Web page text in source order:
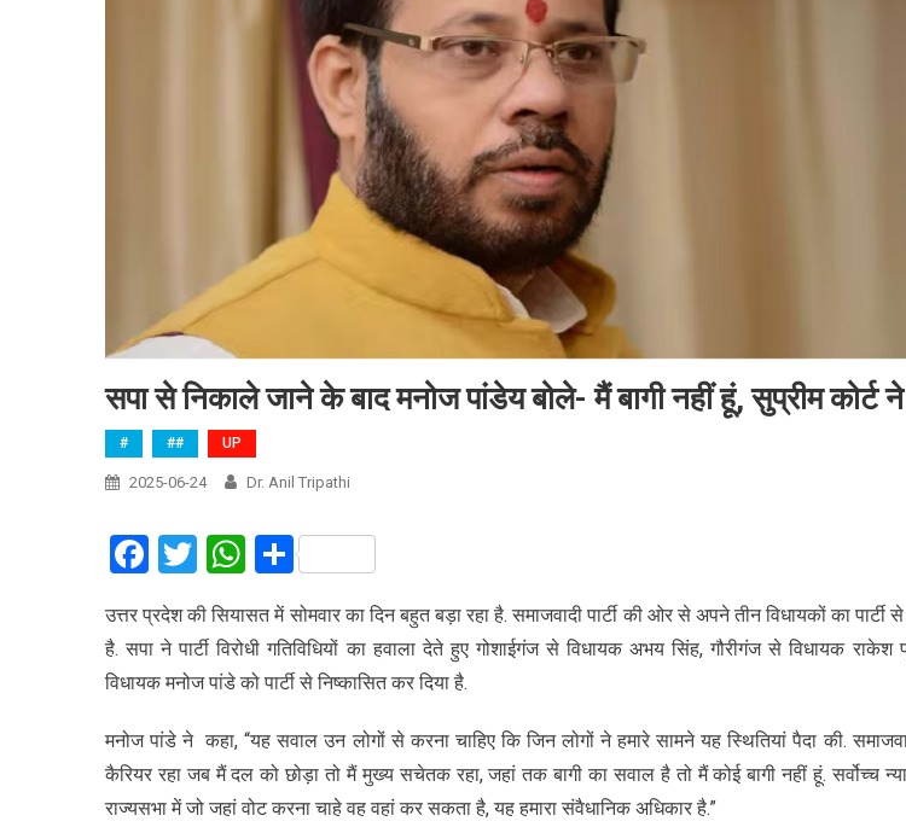
सपा से निकाले जाने के बाद मनोज पांडेय बोले- मैं बागी नहीं हूं, सुप्रीम कोर्ट
# ## UP
2025-06-24 Dr. Anil Tripathi
Facebook
TwitterWhatsApp
Share
उत्तर प्रदेश की सियासत में सोमवार का दिन बहुत बड़ा रहा है. समाजवादी पार्टी की ओर से अपने तीन विधायकों का पार्टी से
है. सपा ने पार्टी विरोधी गतिविधियों का हवाला देते हुए गोशाईगंज से विधायक अभय सिंह, गौरीगंज से विधायक
विधायक मनोज पांडे को पार्टी से निष्कासित कर दिया है.
मनोज पांडे ने कहा, “यह सवाल उन लोगों से करना चाहिए कि जिन लोगों ने हमारे सामने यह स्थितियां पैदा की.
कैरियर रहा जब मैं दल को छोड़ा तो मैं मुख्य सचेतक रहा, जहां तक बागी का सवाल है तो मैं कोई बागी नहीं हूं. सर्वोच्च
राज्यसभा में जो जहां वोट करना चाहे वह वहां कर सकता है, यह हमारा संवैधानिक अधिकार है.”